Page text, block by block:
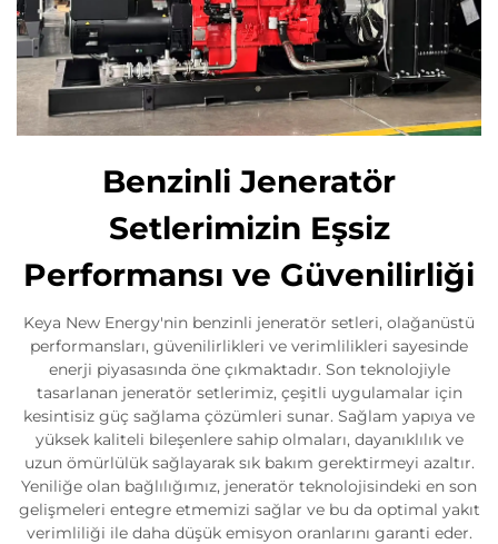
Benzinli Jeneratör
Setlerimizin Eşsiz
Performansı ve Güvenilirliği
Keya New Energy'nin benzinli jeneratör setleri, olağanüstü
performansları, güvenilirlikleri ve verimlilikleri sayesinde
enerji piyasasında öne çıkmaktadır. Son teknolojiyle
tasarlanan jeneratör setlerimiz, çeşitli uygulamalar için
kesintisiz güç sağlama çözümleri sunar. Sağlam yapıya ve
yüksek kaliteli bileşenlere sahip olmaları, dayanıklılık ve
uzun ömürlülük sağlayarak sık bakım gerektirmeyi azaltır.
Yeniliğe olan bağlılığımız, jeneratör teknolojisindeki en son
gelişmeleri entegre etmemizi sağlar ve bu da optimal yakıt
verimliliği ile daha düşük emisyon oranlarını garanti eder.